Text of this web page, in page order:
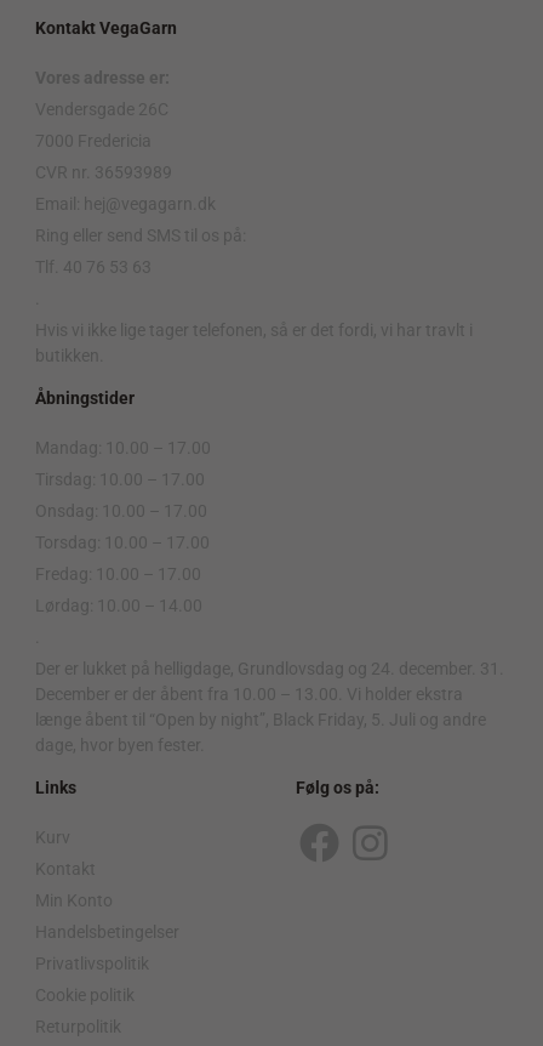
Kontakt VegaGarn
Vores adresse er:
Vendersgade 26C
7000 Fredericia
CVR nr. 36593989
Email: hej@vegagarn.dk
Ring eller send SMS til os på:
Tlf. 40 76 53 63
Hvis vi ikke lige tager telefonen, så er det fordi, vi har travlt i
butikken.
Åbningstider
Mandag: 10.00 – 17.00
Tirsdag: 10.00 – 17.00
Onsdag: 10.00 – 17.00
Torsdag: 10.00 – 17.00
Fredag: 10.00 – 17.00
Lørdag: 10.00 – 14.00
Der er lukket på helligdage, Grundlovsdag og 24. december. 31.
December er der åbent fra 10.00 – 13.00. Vi holder ekstra
længe åbent til “Open by night”, Black Friday, 5. Juli og andre
dage, hvor byen fester.
Links
Kurv
Kontakt
Min Konto
Handelsbetingelser
Privatlivspolitik
Cookie politik
Returpolitik
Følg os på:
F
I